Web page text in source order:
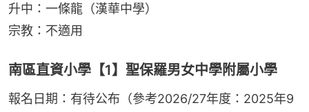
升中：一條龍（漢華中學）
宗教：不適用
南區直資小學【1】聖保羅男女中學附屬小學
報名日期：有待公布（參考2026/27年度：2025年9